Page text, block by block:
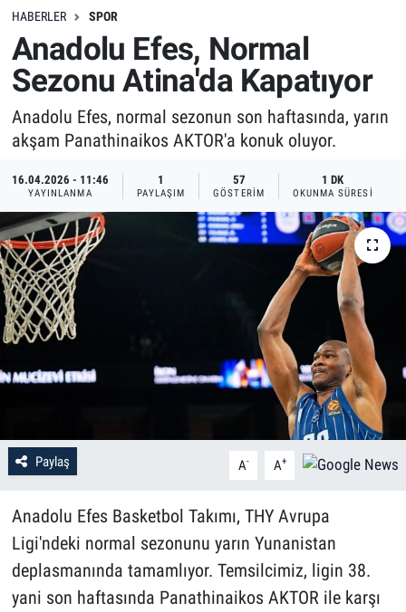
HABERLER SPOR
Anadolu Efes, Normal
Sezonu Atina'da Kapatıyor
Anadolu Efes, normal sezonun son haftasında, yarın
akşam Panathinaikos AKTOR'a konuk oluyor.
16.04.2026 - 11:46
YAYINLANMA
1
PAYLAŞIM
57
GÖSTERIM
1 DK
OKUNMA SÜRESI
Paylaş A- A+
Anadolu Efes Basketbol Takımı, THY Avrupa
Ligi'ndeki normal sezonunu yarın Yunanistan
deplasmanında tamamlıyor. Temsilcimiz, ligin 38.
yani son haftasında Panathinaikos AKTOR ile karşı